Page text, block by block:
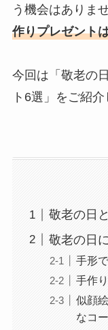
う機会はありま
作りプレゼント
今回は「敬老の
ト6選」をご紹介
敬老の日
敬老の日
手形
手作
似顔
なコ